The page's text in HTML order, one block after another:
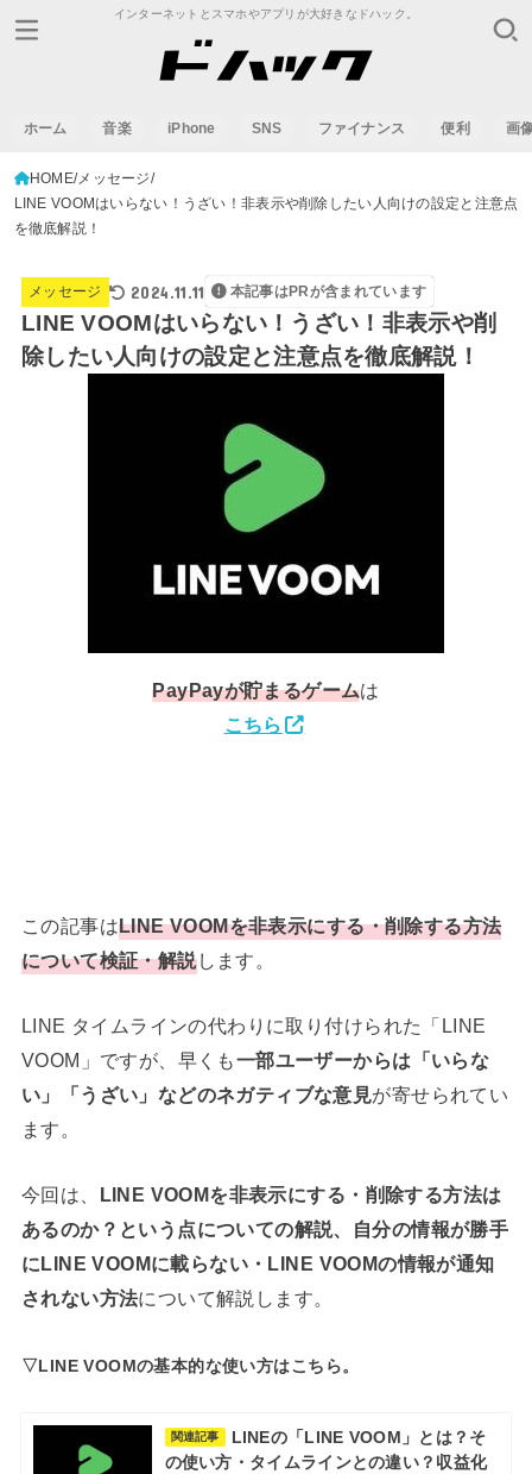
インターネットとスマホやアプリが大好きなドハック。
ホーム 音楽 iPhone SNS ファイナンス 便利 画
HOME メッセージ
LINE VOOMはいらない！うざい！非表示や削除したい人向けの設定と注意点
を徹底解説！
メッセージ 2024.11.11 本記事はPRが含まれています
LINE VOOMはいらない！うざい！非表示や削
除したい人向けの設定と注意点を徹底解説！
PayPayが貯まるゲームは
こちら
この記事はLINE VOOMを非表示にする・削除する方法
について検証・解説します。
LINE タイムラインの代わりに取り付けられた「LINE
VOOM」ですが、早くも一部ユーザーからは「いらな
い」「うざい」などのネガティブな意見が寄せられてい
ます。
今回は、
LINE VOOMを非表示にする・削除する方法は
あるのか？という点についての解説、自分の情報が勝手
にLINE VOOMに載らない・LINE VOOMの情報が通知
されない方法について解説します。
▽LINE VOOMの基本的な使い方はこちら。
関連記事
LINEの「LINE VOOM」とは？そ
の使い方・タイムラインとの違い？収益化